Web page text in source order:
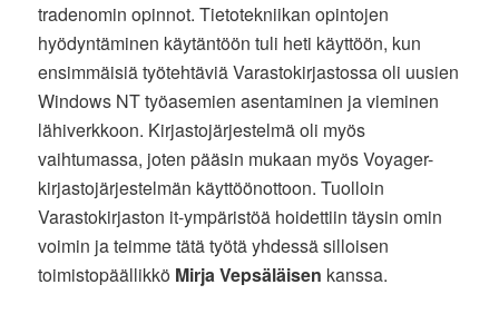
tradenomin opinnot. Tietotekniikan opintojen
hyödyntäminen käytäntöön tuli heti käyttöön, kun
ensimmäisiä työtehtäviä Varastokirjastossa oli uusien
Windows NT työasemien asentaminen ja vieminen
lähiverkkoon. Kirjastojärjestelmä oli myös
vaihtumassa, joten pääsin mukaan myös Voyager-
kirjastojärjestelmän käyttöönottoon. Tuolloin
Varastokirjaston it-ympäristöä hoidettiin täysin omin
voimin ja teimme tätä työtä yhdessä silloisen
toimistopäällikkö Mirja Vepsäläisen kanssa.